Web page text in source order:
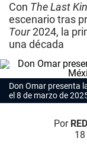
Con The Last
escenario tras
Tour2024, la
una década
Don Omar presenta
el 8 de marzo de
Por